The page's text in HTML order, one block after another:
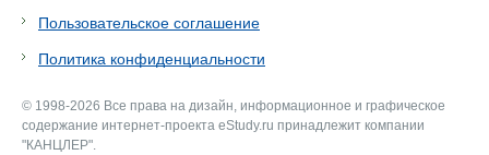
Пользовательское соглашение
Политика конфиденциальности
© 1998-2026 Все права на дизайн, информационное и графическое
содержание интернет-проекта eStudy.ru принадлежит компании
"КАНЦЛЕР".